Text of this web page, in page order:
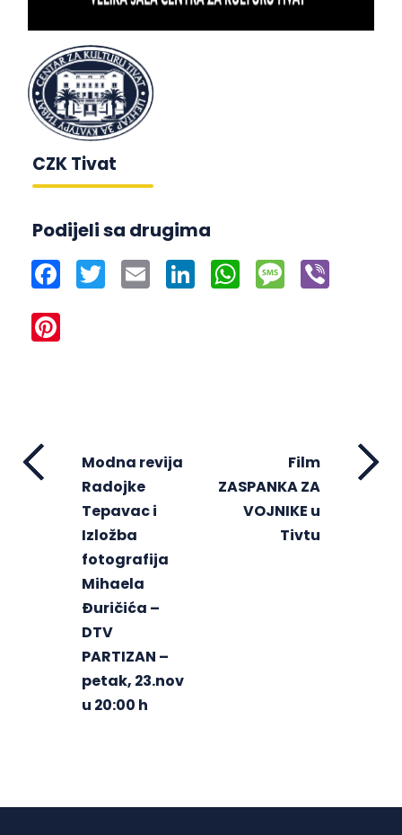
CZK Tivat
Podijeli sa drugima
Facebook
Twitter Email LinkedInWhatsApp
Message
Modna revija
Radojke
Tepavac i
Izložba
fotografija
Mihaela
Đuričića –
DTV
PARTIZAN –
petak, 23.nov
u 20:00 h
Film
ZASPANKA ZA
VOJNIKE u
Tivtu